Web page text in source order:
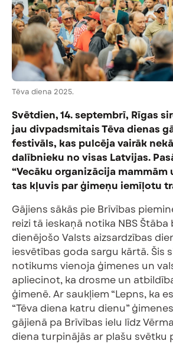
Tēva diena 2025.
Svētdien, 14. septembrī, Rīgas
jau divpadsmitais Tēva dienas
festivāls, kas pulcēja vairāk
dalībnieku no visas Latvijas.
“Vecāku organizācija mammām
tas kļuvis par ģimeņu iemīļotu
Gājiens sākās pie Brīvības
reizi tā ieskaņā notika NBS
dienējošo Valsts aizsardzības
iesvētības goda sargu kārtā. Šis
notikums vienoja ģimenes un
apliecinot, ka drosme un
ģimenē. Ar saukļiem “Lepns, ka
“Tēva diena katru dienu”
gājienā pa Brīvības ielu līdz
diena turpinājās ar plašu svētku